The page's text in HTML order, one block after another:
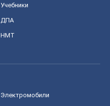
Учебники
ДПА
НМТ
Электромобили